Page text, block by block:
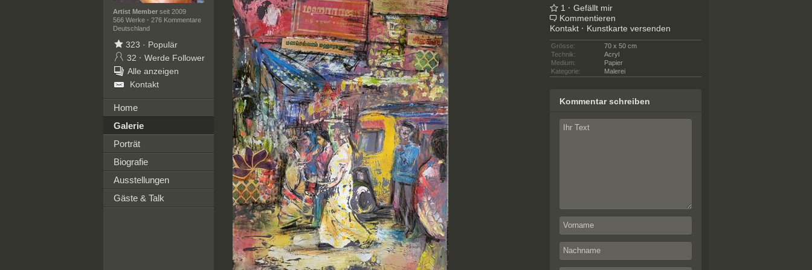
Artist Memberseit 2009
566 Werke · 276 Kommentare
Deutschland
323 · Populär
32 · Werde Follower
Alle anzeigen
Kontakt
Home
Galerie
Porträt
Biografie
Ausstellungen
Gäste & Talk
1 · Gefällt mir
Kommentieren
Kontakt · Kunstkarte versenden
Grösse:
70 x 50 cm
Technik:
Acryl
Medium:
Papier
Kategorie:
Malerei
Kommentar schreiben